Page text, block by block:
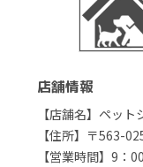
店舗情報
【店舗名】ペッ
【住所】〒563-
【営業時間】9：